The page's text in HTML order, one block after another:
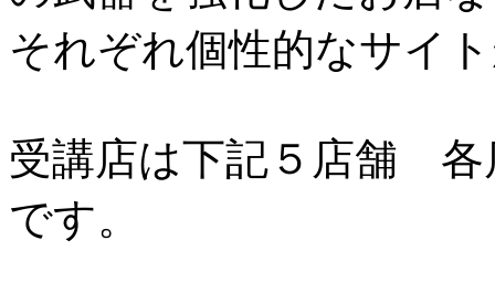
それぞれ個性的なサイ
受講店は下記５店舗 各
です。